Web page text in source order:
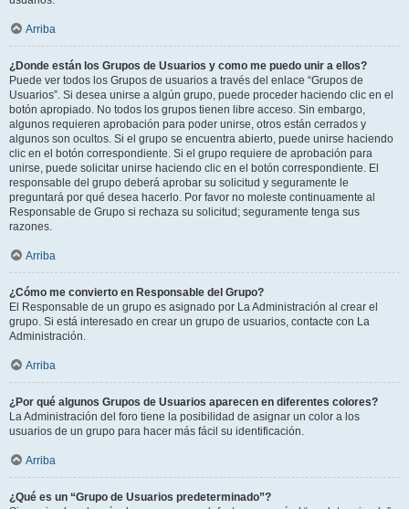
Arriba
¿Donde están los Grupos de Usuarios y como me puedo unir a ellos?
Puede ver todos los Grupos de usuarios a través del enlace “Grupos de
Usuarios”. Si desea unirse a algún grupo, puede proceder haciendo clic en el
botón apropiado. No todos los grupos tienen libre acceso. Sin embargo,
algunos requieren aprobación para poder unirse, otros están cerrados y
algunos son ocultos. Si el grupo se encuentra abierto, puede unirse haciendo
clic en el botón correspondiente. Si el grupo requiere de aprobación para
unirse, puede solicitar unirse haciendo clic en el botón correspondiente. El
responsable del grupo deberá aprobar su solicitud y seguramente le
preguntará por qué desea hacerlo. Por favor no moleste continuamente al
Responsable de Grupo si rechaza su solicitud; seguramente tenga sus
razones.
Arriba
¿Cómo me convierto en Responsable del Grupo?
El Responsable de un grupo es asignado por La Administración al crear el
grupo. Si está interesado en crear un grupo de usuarios, contacte con La
Administración.
Arriba
¿Por qué algunos Grupos de Usuarios aparecen en diferentes colores?
La Administración del foro tiene la posibilidad de asignar un color a los
usuarios de un grupo para hacer más fácil su identificación.
Arriba
¿Qué es un “Grupo de Usuarios predeterminado”?